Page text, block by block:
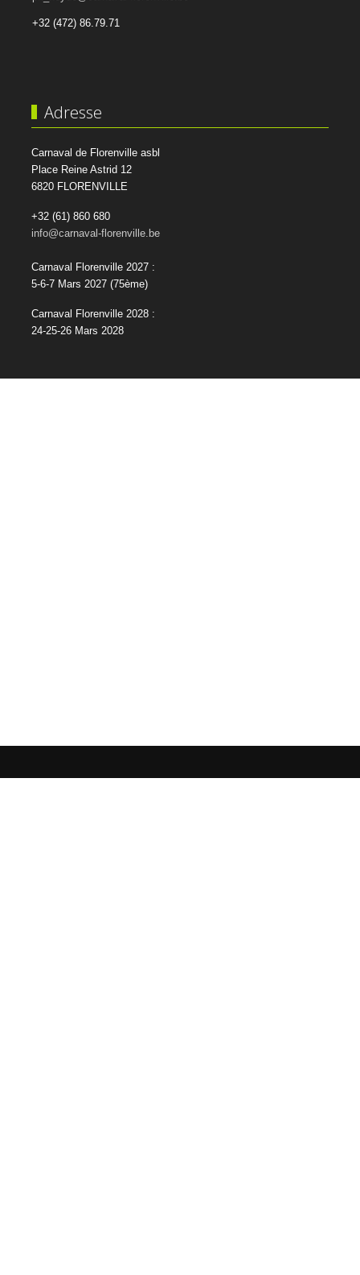
+32 (472) 86.79.71
Adresse
Carnaval de Florenville asbl
Place Reine Astrid 12
6820 FLORENVILLE
+32 (61) 860 680
info@carnaval-florenville.be
Carnaval Florenville 2027 :
5-6-7 Mars 2027(75ème)
Carnaval Florenville 2028 :
24-25-26 Mars 2028